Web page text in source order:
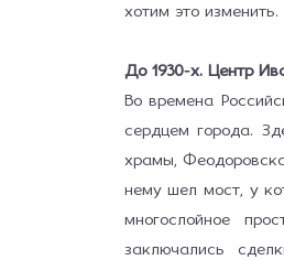
хотим это изменить.
До 1930-х. Центр
Во времена
сердцем города.
храмы,
нему шёл мост, у
многослойное
заключались